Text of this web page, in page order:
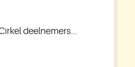
deelnemers...